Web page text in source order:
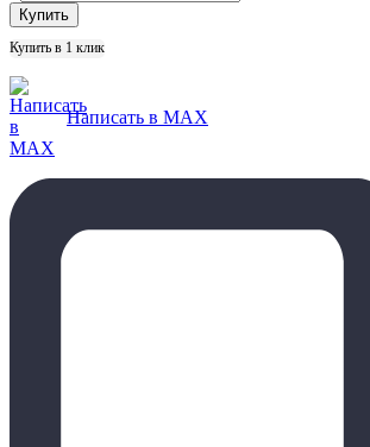
Купить в 1 клик
Написать в MAX